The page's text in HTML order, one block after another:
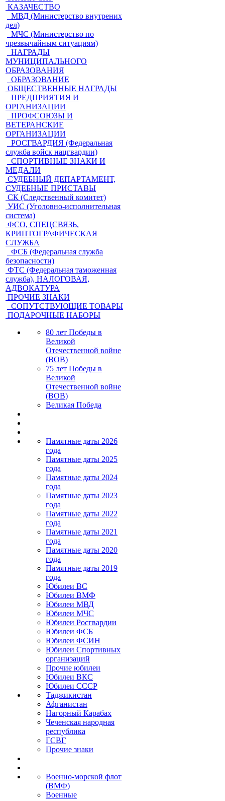
КАЗАЧЕСТВО
МВД (Министерство внутрених
дел)
МЧС (Министерство по
чрезвычайным ситуациям)
НАГРАДЫ
МУНИЦИПАЛЬНОГО
ОБРАЗОВАНИЯ
ОБРАЗОВАНИЕ
ОБЩЕСТВЕННЫЕ НАГРАДЫ
ПРЕДПРИЯТИЯ И
ОРГАНИЗАЦИИ
ПРОФСОЮЗЫ И
ВЕТЕРАНСКИЕ
ОРГАНИЗАЦИИ
РОСГВАРДИЯ (Федеральная
служба войск нацгвардии)
СПОРТИВНЫЕ ЗНАКИ И
МЕДАЛИ
СУДЕБНЫЙ ДЕПАРТАМЕНТ,
СУДЕБНЫЕ ПРИСТАВЫ
СК (Следственный комитет)
УИС (Уголовно-исполнительная
система)
ФСО, СПЕЦСВЯЗЬ,
КРИПТОГРАФИЧЕСКАЯ
СЛУЖБА
ФСБ (Федеральная служба
безопасности)
ФТС (Федеральная таможенная
служба), НАЛОГОВАЯ,
АДВОКАТУРА
ПРОЧИЕ ЗНАКИ
СОПУТСТВУЮЩИЕ ТОВАРЫ
ПОДАРОЧНЫЕ НАБОРЫ
80 лет Победы в
Великой
Отечественной войне
(ВОВ)
75 лет Победы в
Великой
Отечественной войне
(ВОВ)
Великая Победа
Памятные даты 2026
года
Памятные даты 2025
года
Памятные даты 2024
года
Памятные даты 2023
года
Памятные даты 2022
года
Памятные даты 2021
года
Памятные даты 2020
года
Памятные даты 2019
года
Юбилеи ВС
Юбилеи ВМФ
Юбилеи МВД
Юбилеи МЧС
Юбилеи Росгвардии
Юбилеи ФСБ
Юбилеи ФСИН
Юбилеи Спортивных
организаций
Прочие юбилеи
Юбилеи ВКС
Юбилеи СССР
Таджикистан
Афганистан
Нагорный Карабах
Чеченская народная
республика
ГСВГ
Прочие знаки
Военно-морской флот
(ВМФ)
Военные